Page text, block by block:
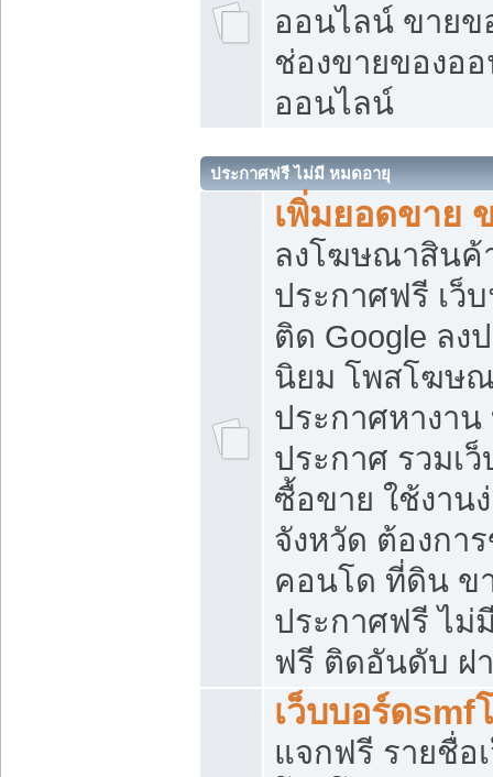
ออนไลน์ ขายข
ช่องขายของอ
ออนไลน์
ประกาศฟรี ไม่มี หมดอายุ
เพิ่มยอดขาย
ลงโฆษณาสิน
ประกาศฟรี เว็
ติด Google ลง
นิยม โพสโฆษ
ประกาศหางาน
ประกาศ รวมเ
ซื้อขาย ใช้งาน
จังหวัด ต้องกา
คอนโด ที่ดิน ข
ประกาศฟรี ไม่
ฟรี ติดอันดับ ฝ
เว็บบอร์ดsmf
แจกฟรี รายชื่อ